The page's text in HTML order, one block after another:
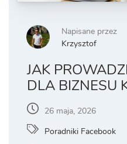
Napisane przez
Krzysztof
JAK
DLA BIZNESU
26 maja, 2026
Poradniki Facebook